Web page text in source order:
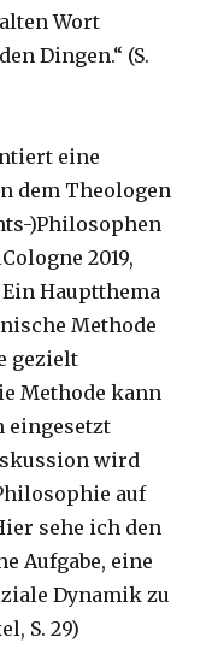
Wort
Dingen.“ (S.
eine
dem Theologen
)Philosophen
2019,
Hauptthema
Methode
gezielt
Methode kann
eingesetzt
wird
auf
sehe ich den
Aufgabe, eine
Dynamik zu
S. 29)